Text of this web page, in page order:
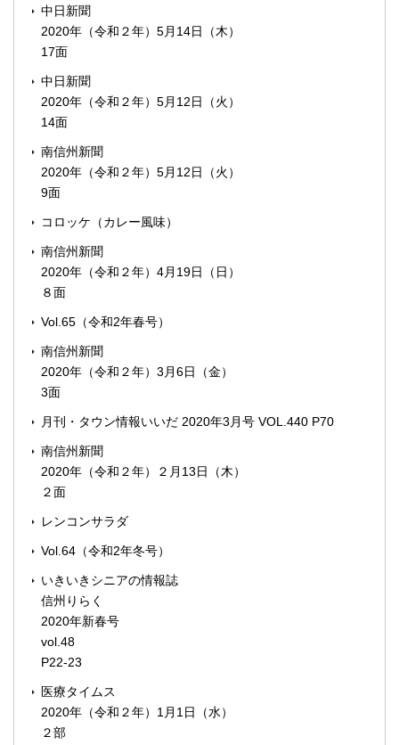
中日新聞
2020年（令和２年）5月14日（木）
17面
中日新聞
2020年（令和２年）5月12日（火）
14面
南信州新聞
2020年（令和２年）5月12日（火）
9面
コロッケ（カレー風味）
南信州新聞
2020年（令和２年）4月19日（日）
８面
Vol.65（令和2年春号）
南信州新聞
2020年（令和２年）3月6日（金）
3面
月刊・タウン情報いいだ 2020年3月号 VOL.440 P70
南信州新聞
2020年（令和２年）２月13日（木）
２面
レンコンサラダ
Vol.64（令和2年冬号）
いきいきシニアの情報誌
信州りらく
2020年新春号
vol.48
P22-23
医療タイムス
2020年（令和２年）1月1日（水）
２部